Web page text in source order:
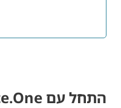
התחל עם Translate.One